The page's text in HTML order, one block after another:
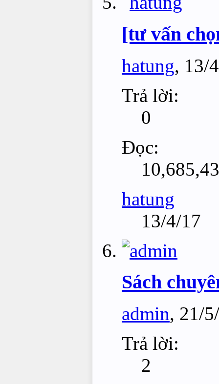
[tư vấn
hatung, 13/
Trả lời:
0
Đọc:
hatung
13/4/17
Sách
admin, 21/
Trả lời:
2